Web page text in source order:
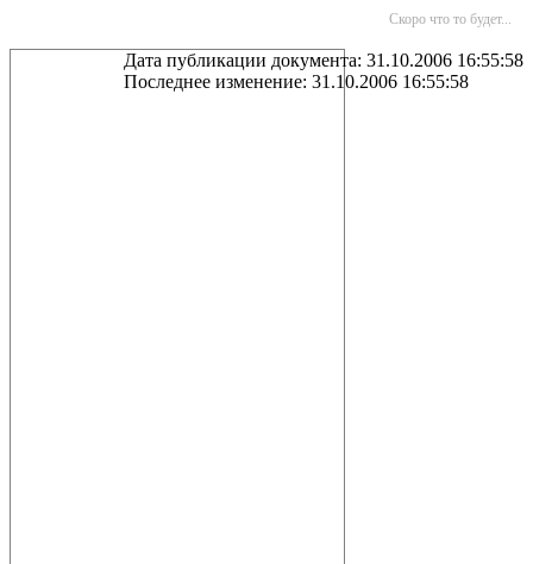
Скоро что то будет...
Дата публикации документа: 31.10.2006 16:55:58
Последнее изменение: 31.10.2006 16:55:58